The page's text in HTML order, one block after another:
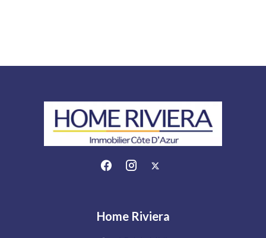
Home Riviera